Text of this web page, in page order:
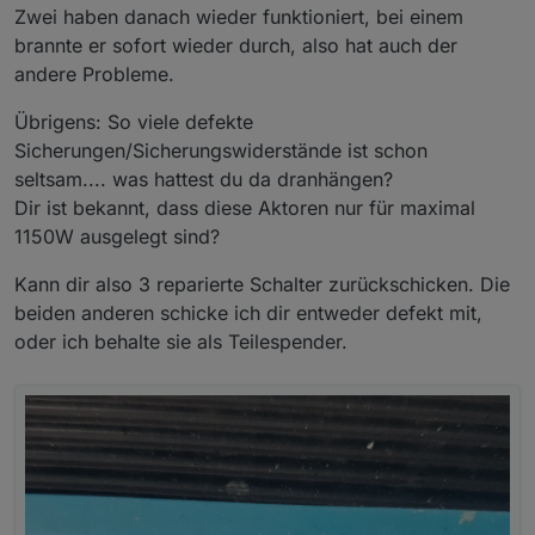
Zwei haben danach wieder funktioniert, bei einem
brannte er sofort wieder durch, also hat auch der
andere Probleme.
Übrigens: So viele defekte
Sicherungen/Sicherungswiderstände ist schon
seltsam.... was hattest du da dranhängen?
Dir ist bekannt, dass diese Aktoren nur für maximal
1150W ausgelegt sind?
Kann dir also 3 reparierte Schalter zurückschicken. Die
beiden anderen schicke ich dir entweder defekt mit,
oder ich behalte sie als Teilespender.